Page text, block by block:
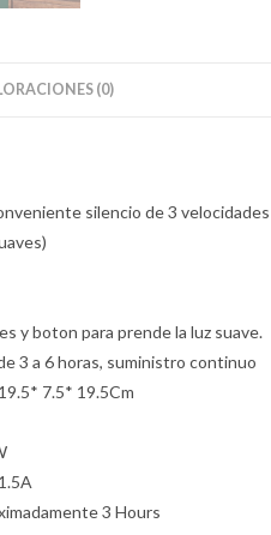
(0)
silencio de 3
y boton para prende la luz suave.
3 a 6 horas, suministro continuo
7.5* 19.5Cm
3 Hours